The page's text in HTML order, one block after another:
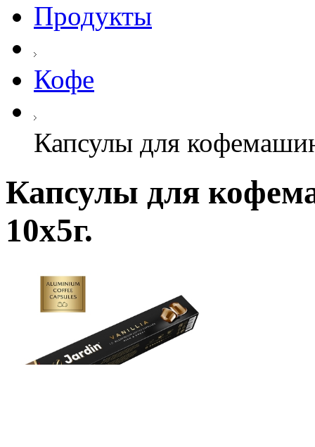
Продукты
Кофе
Капсулы для
Капсулы для
10x5г.